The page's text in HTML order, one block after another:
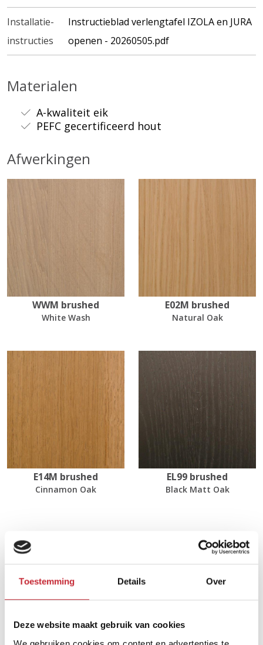
Toestemming Details Over
Deze website maakt gebruik van cookies
Installatie-
instructies
Instructieblad verlengtafel IZOLA en JURA
openen - 20260505.pdf
Materialen
A-kwaliteit eik
PEFC gecertificeerd hout
Afwerkingen
WWM brushed
White Wash
E02M brushed
Natural Oak
E14M brushed
Cinnamon Oak
EL99 brushed
Black Matt Oak
Afmetingen
220/320 x 98 x 78 cm
Zoek uw dichtsbijzijnde